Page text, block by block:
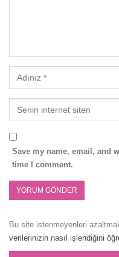
Save my name, email, and
time I comment.
Bu site istenmeyenleri
verilerinizin nasıl işlendiğini